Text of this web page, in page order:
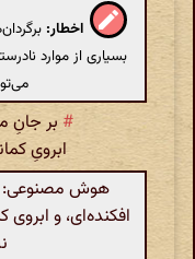
اخطار:
بسیاری از موارد
# بر جانِ
ابرویِ
هوش مصنوعی:
افکنده‌ای، و